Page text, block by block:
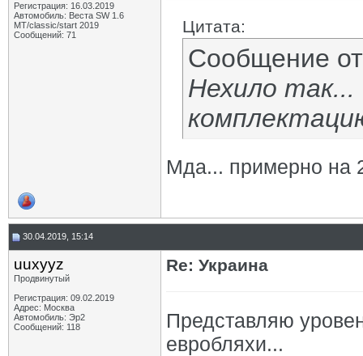
Регистрация: 16.03.2019
Автомобиль: Веста SW 1.6
МТ/classic/start 2019
Сообщений: 71
Цитата:
Сообщение
Нехило
Мда... примерно на
30.04.2019, 15:14
uuxyyz
Продвинутый
Регистрация: 09.02.2019
Адрес: Москва
Автомобиль: Эр2
Сообщений: 118
Re: Украина
Представляю
евробляхи...